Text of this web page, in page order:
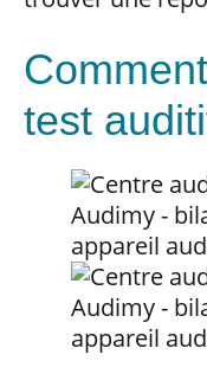
test